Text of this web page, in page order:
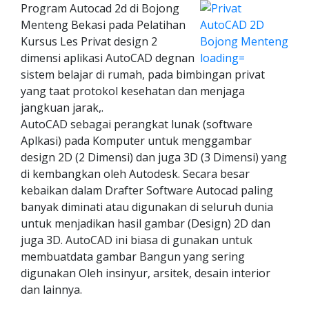
Program Autocad 2d di Bojong
Menteng Bekasi pada Pelatihan
Kursus Les Privat design 2
dimensi aplikasi AutoCAD degnan
sistem belajar di rumah, pada bimbingan privat
yang taat protokol kesehatan dan menjaga
jangkuan jarak,.
AutoCAD sebagai perangkat lunak (software
Aplkasi) pada Komputer untuk menggambar
design 2D (2 Dimensi) dan juga 3D (3 Dimensi) yang
di kembangkan oleh Autodesk. Secara besar
kebaikan dalam Drafter Software Autocad paling
banyak diminati atau digunakan di seluruh dunia
untuk menjadikan hasil gambar (Design) 2D dan
juga 3D. AutoCAD ini biasa di gunakan untuk
membuatdata gambar Bangun yang sering
digunakan Oleh insinyur, arsitek, desain interior
dan lainnya.